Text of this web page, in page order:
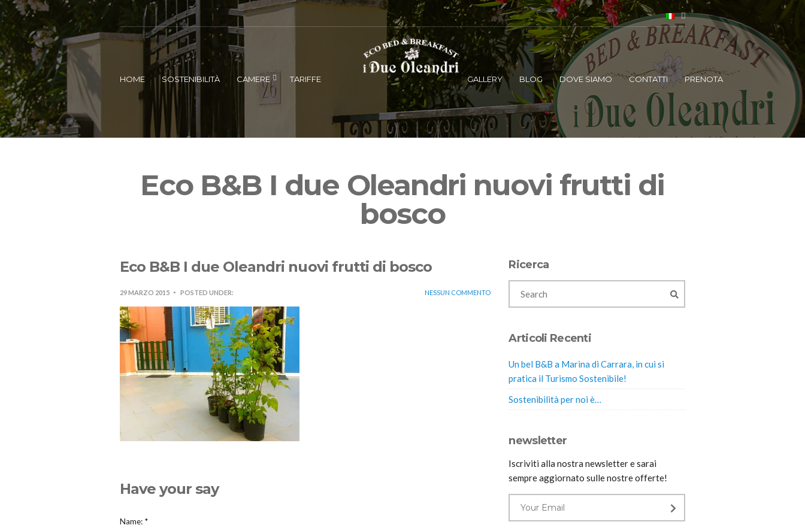
HOME SOSTENIBILITÀ CAMERE TARIFFE GALLERY BLOG DOVE SIAMO CONTATTI PRENOTA
Eco B&B I due Oleandri nuovi frutti di
bosco
Eco B&B I due Oleandri nuovi frutti di bosco
29 MARZO 2015 POSTED UNDER: NESSUN COMMENTO
Have your say
Name: *
Ricerca
Articoli Recenti
Un bel B&B a Marina di Carrara, in cui si
pratica il Turismo Sostenibile!
Sostenibilità per noi è…
newsletter
Iscriviti alla nostra newsletter e sarai
sempre aggiornato sulle nostre offerte!